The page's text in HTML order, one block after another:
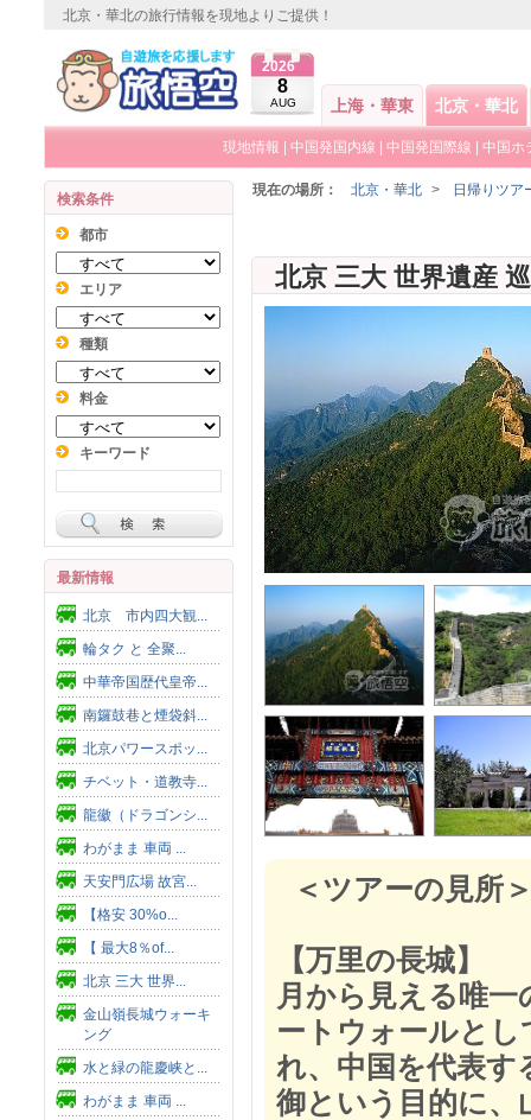
北京・華北の旅行情報を現地よりご提供！
2026
8
AUG 上海・華東 北京・華北
現地情報 中国発国内線 中国発国際線 中国ホ
検索条件
都市
エリア
種類
料金
キーワード
最新情報
北京 市内四大観...
輪タク と 全聚...
中華帝国歴代皇帝...
南鑼鼓巷と煙袋斜...
北京パワースポッ...
チベット・道教寺...
龍徽（ドラゴンシ...
わがまま 車両 ...
天安門広場 故宮...
【格安 30%o...
【 最大8％of...
北京 三大 世界...
金山嶺長城ウォーキ
ング
水と緑の龍慶峡と...
わがまま 車両 ...
現在の場所： 北京・華北 > 日帰りツア
＜ツアーの見所
【万里の長城】
月から見える唯
ートウォールと
れ、中国を代表す
御という目的に、